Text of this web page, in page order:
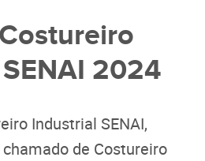
2024
Industrial SENAI,
de Costureiro